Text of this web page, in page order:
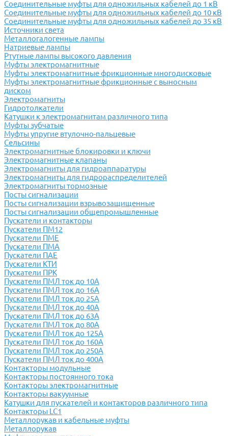
Соединительные муфты для одножильных кабелей до 1 кВ
Соединительные муфты для одножильных кабелей до 10 кВ
Соединительные муфты для одножильных кабелей до 35 кВ
Источники света
Металлогалогенные лампы
Натриевые лампы
Ртутные лампы высокого давления
Муфты электромагнитные
Муфты электромагнитные фрикционные многодисковые
Муфты электромагнитные фрикционные с выносным
диском
Электромагниты
Гидротолкатели
Катушки к электромагнитам различного типа
Муфты зубчатые
Муфты упругие втулочно-пальцевые
Сельсины
Электромагнитные блокировки и ключи
Электромагнитные клапаны
Электромагниты для гидроаппаратуры
Электромагниты для гидрораспределителей
Электромагниты тормозные
Посты сигнализации
Посты сигнализации взрывозащищенные
Посты сигнализации общепромышленные
Пускатели и контакторы
Пускатели ПМ12
Пускатели ПМЕ
Пускатели ПМА
Пускатели ПАЕ
Пускатели КТИ
Пускатели ПРК
Пускатели ПМЛ ток до 10А
Пускатели ПМЛ ток до 16А
Пускатели ПМЛ ток до 25А
Пускатели ПМЛ ток до 40А
Пускатели ПМЛ ток до 63А
Пускатели ПМЛ ток до 80А
Пускатели ПМЛ ток до 125А
Пускатели ПМЛ ток до 160А
Пускатели ПМЛ ток до 250А
Пускатели ПМЛ ток до 400А
Контакторы модульные
Контакторы постоянного тока
Контакторы электромагнитные
Контакторы вакуумные
Катушки для пускателей и контакторов различного типа
Контакторы LC1
Металлорукав и кабельные муфты
Металлорукав